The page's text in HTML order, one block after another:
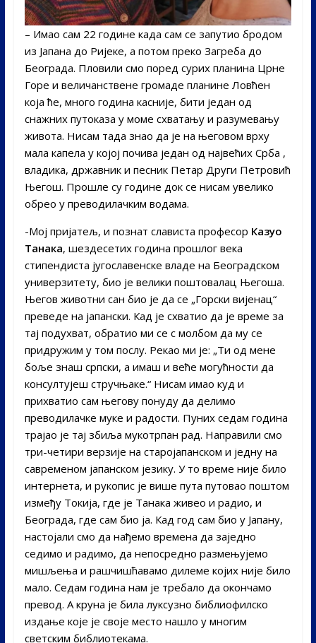
– Имао сам 22 године када сам се запутио бродом
из Јапана до Ријеке, а потом преко Загреба до
Београда. Пловили смо поред сурих планина Црне
Горе и величанствене громаде планине Ловћен
која ће, много година касније, бити један од
снажних путоказа у моме схватању и разумевању
живота. Нисам тада знао да је на његовом врху
мала капела у којој почива један од највећих Срба ,
владика, државник и песник Петар Други Петровић
Његош. Прошле су године док се нисам увелико
обрео у преводилачким водама.
-Мој пријатељ, и познат слависта професор Казуо
Танака, шездесетих година прошлог века
стипендиста југославенске владе на Београдском
универзитету, био је велики поштовалац Његоша.
Његов животни сан био је да се „Горски вијенац“
преведе на јапански. Кад је схватио да је време за
тај подухват, обратио ми се с молбом да му се
придружим у том послу. Рекао ми је: „Ти од мене
боље знаш српски, а имаш и веће могућности да
консултујеш стручњаке.“ Нисам имао куд и
прихватио сам његову понуду да делимо
преводилачке муке и радости. Пуних седам година
трајао је тај збиља мукотрпан рад. Направили смо
три-четири верзије на старојапанском и једну на
савременом јапанском језику. У то време није било
интернета, и рукопис је више пута путовао поштом
између Токија, где је Танака живео и радио, и
Београда, где сам био ја. Кад год сам био у Јапану,
настојали смо да нађемо времена да заједно
седимо и радимо, да непосредно размењујемо
мишљења и рашчишћавамо дилеме којих није било
мало. Седам година нам је требало да окончамо
превод. А круна је била луксузно библиофилско
издање које је своје место нашло у многим
светским библиотекама.